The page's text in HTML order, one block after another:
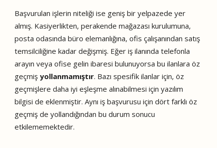
Başvurulan işlerin niteliği ise geniş bir yelpazede yer
almış. Kasiyerlikten, perakende mağazası kurulumuna,
posta odasında büro elemanlığına, ofis çalışanından satış
temsilciliğine kadar değişmiş. Eğer iş ilanında telefonla
arayın veya ofise gelin ibaresi bulunuyorsa bu ilanlara öz
geçmiş yollanmamıştır. Bazı spesifik ilanlar için, öz
geçmişlere daha iyi eşleşme alınabilmesi için yazılım
bilgisi de eklenmiştir. Aynı iş başvurusu için dört farklı öz
geçmiş de yollandığından bu durum sonucu
etkilememektedir.